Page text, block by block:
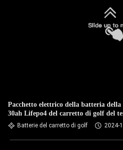
Pacchetto elettrico della batteria
30ah Lifepo4 del carretto di golf del
Batterie del carretto di golf 2024-